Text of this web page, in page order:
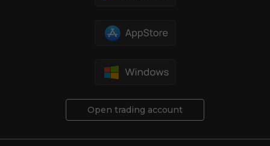
Open trading account